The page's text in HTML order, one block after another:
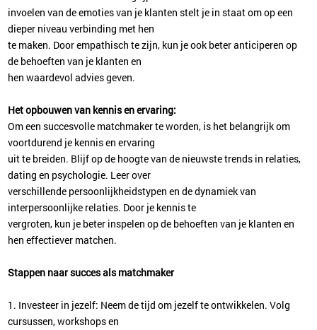
invoelen van de emoties van je klanten stelt je in staat om op een
dieper niveau verbinding met hen
te maken. Door empathisch te zijn, kun je ook beter anticiperen op
de behoeften van je klanten en
hen waardevol advies geven.
Het opbouwen van kennis en ervaring:
Om een succesvolle matchmaker te worden, is het belangrijk om
voortdurend je kennis en ervaring
uit te breiden. Blijf op de hoogte van de nieuwste trends in relaties,
dating en psychologie. Leer over
verschillende persoonlijkheidstypen en de dynamiek van
interpersoonlijke relaties. Door je kennis te
vergroten, kun je beter inspelen op de behoeften van je klanten en
hen effectiever matchen.
Stappen naar succes als matchmaker
1. Investeer in jezelf: Neem de tijd om jezelf te ontwikkelen. Volg
cursussen, workshops en